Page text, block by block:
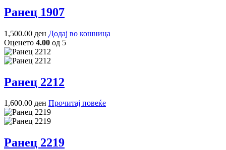
Ранец 1907
1,500.00 ден Додај во кошница
Оценето 4.00 од 5
Ранец 2212
1,600.00 ден Прочитај повеќе
Ранец 2219